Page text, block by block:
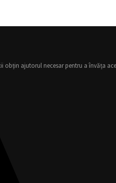
obțin ajutorul necesar pentru a învăța